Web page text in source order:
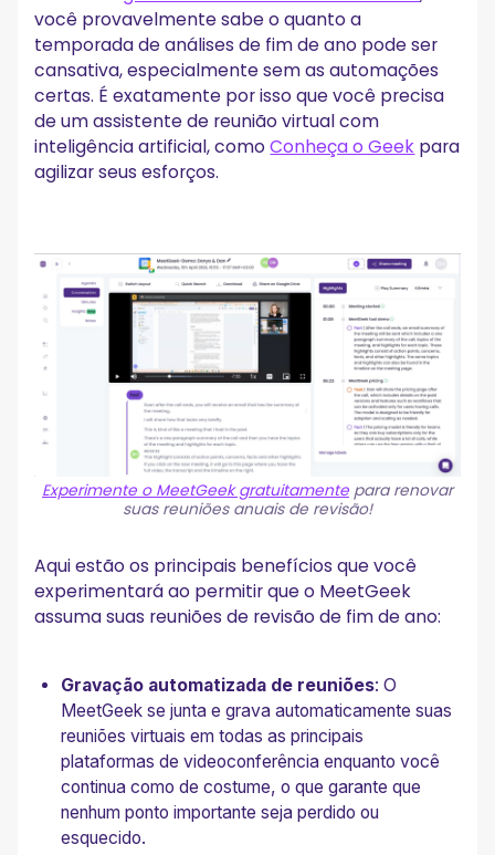
você provavelmente sabe o quanto a
temporada de análises de fim de ano pode ser
cansativa, especialmente sem as automações
certas. É exatamente por isso que você precisa
de um assistente de reunião virtual com
inteligência artificial, comoConheça o Geek para
agilizar seus esforços.
Experimente o MeetGeek gratuitamente para renovar
suas reuniões anuais de revisão!
Aqui estão os principais benefícios que você
experimentará ao permitir que o MeetGeek
assuma suas reuniões de revisão de fim de ano:
Gravação automatizada de reuniões: O
MeetGeek se junta e grava automaticamente suas
reuniões virtuais em todas as principais
plataformas de videoconferência enquanto você
continua como de costume, o que garante que
nenhum ponto importante seja perdido ou
esquecido.